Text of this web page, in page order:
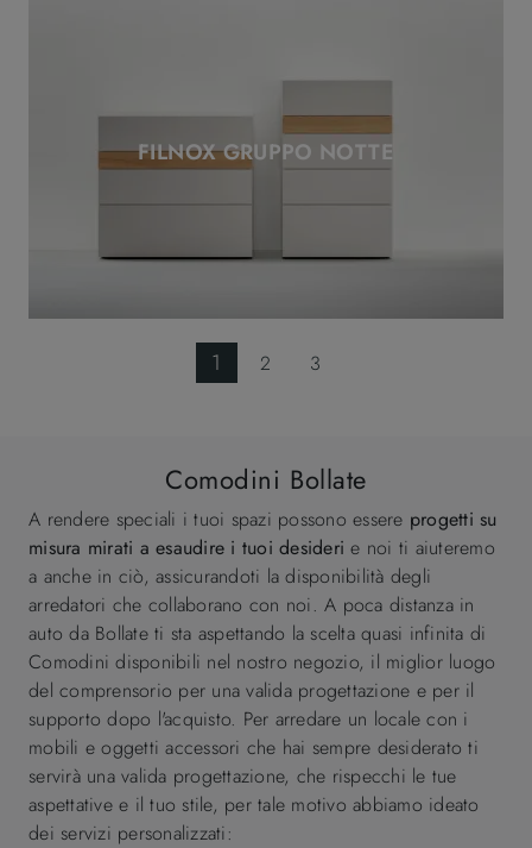
FILNOX GRUPPO NOTTE
1 2 3
Comodini Bollate
A rendere speciali i tuoi spazi possono essere progetti su
misura mirati a esaudire i tuoi desideri e noi ti aiuteremo
a anche in ciò, assicurandoti la disponibilità degli
arredatori che collaborano con noi. A poca distanza in
auto da Bollate ti sta aspettando la scelta quasi infinita di
Comodini disponibili nel nostro negozio, il miglior luogo
del comprensorio per una valida progettazione e per il
supporto dopo l'acquisto. Per arredare un locale con i
mobili e oggetti accessori che hai sempre desiderato ti
servirà una valida progettazione, che rispecchi le tue
aspettative e il tuo stile, per tale motivo abbiamo ideato
dei servizi personalizzati: